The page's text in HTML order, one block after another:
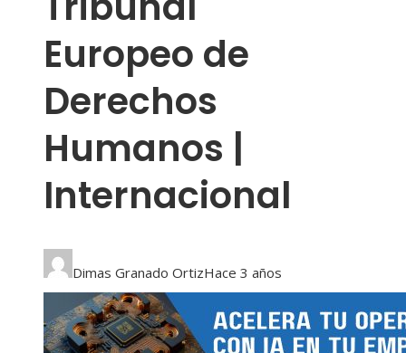
Europeo de
Derechos
Humanos |
Internacional
Dimas Granado OrtizHace 3 años